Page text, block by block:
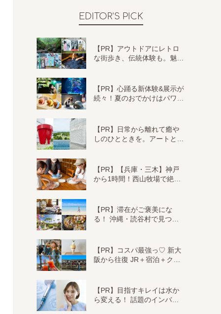
EDITOR'S PICK
【PR】アウトドアにレトロ
な街歩き、伝統体験も。魅…
【PR】心踊る新体験&展示が
続々！夏のおでかけはパワ…
【PR】日常から離れて癒や
しのひとときを。アートと…
【PR】【兵庫・三木】神戸
から1時間！西山牧場で絶…
【PR】滞在がご褒美にな
る！ 沖縄・読谷村で見つ…
【PR】コスパ最強っ♡ 新大
阪から往復 JR＋宿泊＋ク…
【PR】目指すキレイは水か
ら変える！ 話題のインバ…